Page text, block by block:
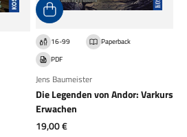
16-99
Paperback
PDF
Jens Baumeister
Die Legenden von Andor: Varkurs
Erwachen
Angebot
19,00 €